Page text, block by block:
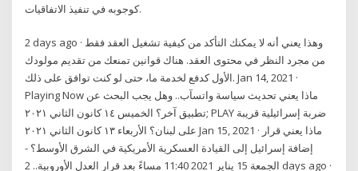
كوجوبه في تنفيذ الاتفاقيات.
2 days ago · وهذا يعني أنه لا يمكنك التأكد من كيفية تشغيل العقد فقط
من مجرد النظر في محتوى العقد. هناك قوانين تمنعك من تقديم مولودك
الأول كدفع لخدمة ما، حتى لو كنت توافق على ذلك. Jan 14, 2021 ·
Playing Now ماذا يعني تحديث سياسة واتسآب.. وهل يجب البحث عن
تطبيق آخر؟ الخميس ١٤ كانون الثاني ٢٠٢١; PLAY ضربة إسرائيلية قريبة
على لبنان؟ الأربعاء ١٣ كانون الثاني ٢٠٢١ Jan 15, 2021 · ماذا يعني قرار
إضافة إسرائيل إلى القيادة العسكرية الأمريكية في الشرق الأوسط؟ -
الجمعة 15 يناير 2021 11:40 مساءً بعد قرار العدل الأوروبية.. 2 days ago ·